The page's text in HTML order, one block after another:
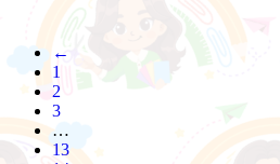
←
1
2
3
…
13